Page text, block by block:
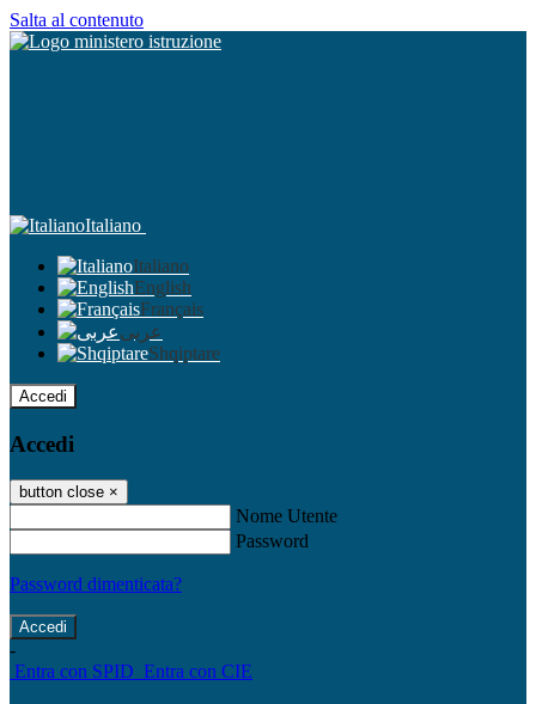
Salta al contenuto
Italiano
Italiano
English
Français
عربى
Shqiptare
Accedi
Accedi
button close ×
Nome Utente
Password
Password dimenticata?
-
Entra con SPID Entra con CIE